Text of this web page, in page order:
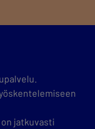
jatkuvasti